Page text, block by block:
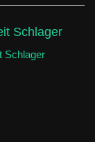
Schlager